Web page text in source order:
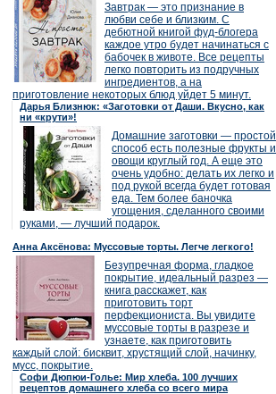
Завтрак — это признание в
любви себе и близким. С
дебютной книгой фуд-блогера
каждое утро будет начинаться с
бабочек в животе. Все рецепты
легко повторить из подручных
ингредиентов, а на
приготовление некоторых блюд уйдет 5 минут.
Дарья Близнюк: «Заготовки от Даши. Вкусно, как
ни «крути»!
Домашние заготовки — простой
способ есть полезные фрукты и
овощи круглый год. А еще это
очень удобно: делать их легко и
под рукой всегда будет готовая
еда. Тем более баночка
угощения, сделанного своими
руками, — лучший подарок.
Анна Аксёнова: Муссовые торты. Легче легкого!
Безупречная форма, гладкое
покрытие, идеальный разрез —
книга расскажет, как
приготовить торт
перфекциониста. Вы увидите
муссовые торты в разрезе и
узнаете, как приготовить
каждый слой: бисквит, хрустящий слой, начинку,
мусс, покрытие.
Софи Дюпюи-Голье: Мир хлеба. 100 лучших
рецептов домашнего хлеба со всего мира